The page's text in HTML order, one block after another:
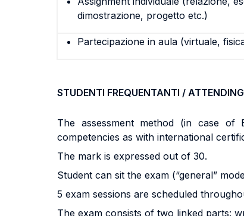
dimostrazione, progetto etc.)
Partecipazione in aula (virtuale,
STUDENTI FREQUENTANTI /
The assessment method (in case of
competencies as with international
The mark is expressed out of 30.
Student can sit the exam (“general”
5 exam sessions are scheduled
The exam consists of two linked parts: